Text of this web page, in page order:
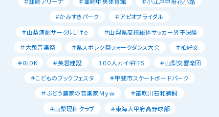
#かみすきパーク
＃アピオブライダル
＃山梨演劇サークルLｉｆｅ
＃山梨県高校総体サッカー男子決勝
＃大衆音楽祭
＃県スポレク祭フォークダンス大会
＃柏好文
＃0LDK
＃芙蓉建設 １００人カイギFES
＃山梨交響楽団
＃こどものブックフェスタ
＃甲斐市スケートボードパーク
＃ぶどう農家の音楽家Ｍｙｗ
＃笛吹川石和鵜飼
＃山梨理科クラブ
＃東海大甲府高野球部